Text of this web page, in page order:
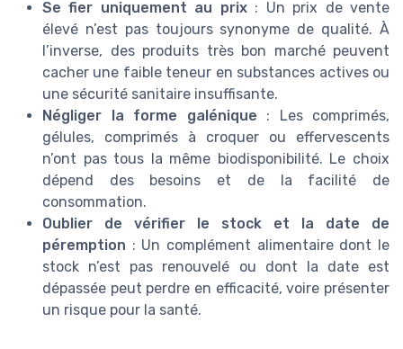
Se fier uniquement au prix: Un prix de vente
élevé n’est pas toujours synonyme de qualité. À
l’inverse, des produits très bon marché peuvent
cacher une faible teneur en substances actives ou
une sécurité sanitaire insuffisante.
Négliger la forme galénique : Les comprimés,
gélules, comprimés à croquer ou effervescents
n’ont pas tous la même biodisponibilité. Le choix
dépend des besoins et de la facilité de
consommation.
Oublier de vérifier le stock et la date de
péremption : Un complément alimentaire dont le
stock n’est pas renouvelé ou dont la date est
dépassée peut perdre en efficacité, voire présenter
un risque pour la santé.